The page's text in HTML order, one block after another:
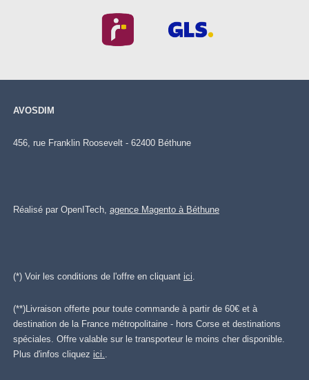
AVOSDIM
456, rue Franklin Roosevelt - 62400 Béthune
Réalisé par OpenITech, agence Magento à Béthune
(*) Voir les conditions de l'offre en cliquant ici
(**)Livraison offerte pour toute commande à partir de 60€ et à
destination de la France métropolitaine - hors Corse et destinations
spéciales. Offre valable sur le transporteur le moins cher disponible.
Plus d'infos cliquez ici.